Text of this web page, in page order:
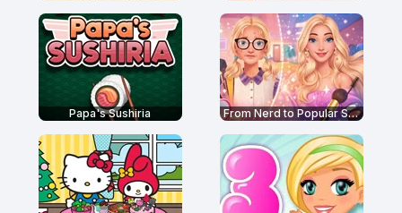
Papa's Sushiria From Nerd to Popular School